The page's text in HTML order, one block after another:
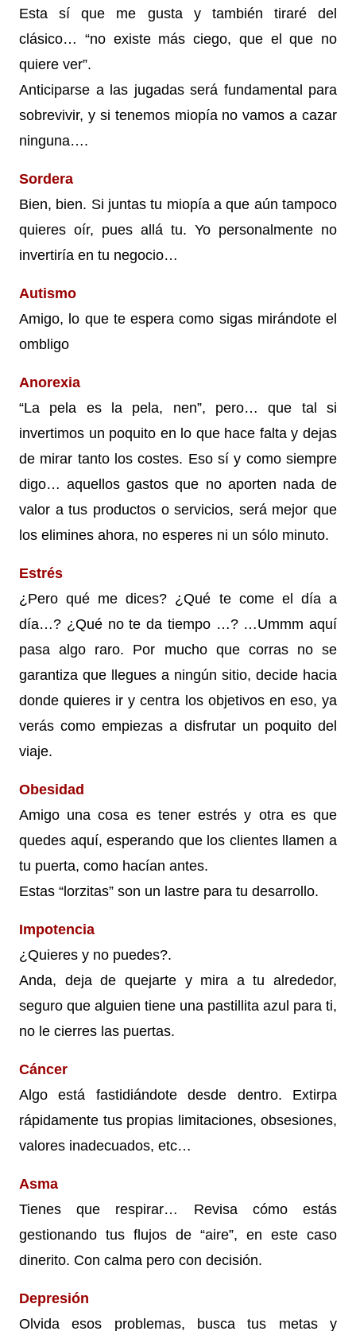
Esta sí que me gusta y también tiraré del
clásico… “no existe más ciego, que el que no
quiere ver”.
Anticiparse a las jugadas será fundamental para
sobrevivir, y si tenemos miopía no vamos a cazar
ninguna….
Sordera
Bien, bien. Si juntas tu miopía a que aún tampoco
quieres oír, pues allá tu. Yo personalmente no
invertiría en tu negocio…
Autismo
Amigo, lo que te espera como sigas mirándote el
ombligo
Anorexia
“La pela es la pela, nen”, pero… que tal si
invertimos un poquito en lo que hace falta y dejas
de mirar tanto los costes. Eso sí y como siempre
digo… aquellos gastos que no aporten nada de
valor a tus productos o servicios, será mejor que
los elimines ahora, no esperes ni un sólo minuto.
Estrés
¿Pero qué me dices? ¿Qué te come el día a
día…? ¿Qué no te da tiempo …? …Ummm aquí
pasa algo raro. Por mucho que corras no se
garantiza que llegues a ningún sitio, decide hacia
donde quieres ir y centra los objetivos en eso, ya
verás como empiezas a disfrutar un poquito del
viaje.
Obesidad
Amigo una cosa es tener estrés y otra es que
quedes aquí, esperando que los clientes llamen a
tu puerta, como hacían antes.
Estas “lorzitas” son un lastre para tu desarrollo.
Impotencia
¿Quieres y no puedes?.
Anda, deja de quejarte y mira a tu alrededor,
seguro que alguien tiene una pastillita azul para ti,
no le cierres las puertas.
Cáncer
Algo está fastidiándote desde dentro. Extirpa
rápidamente tus propias limitaciones, obsesiones,
valores inadecuados, etc…
Asma
Tienes que respirar… Revisa cómo estás
gestionando tus flujos de “aire”, en este caso
dinerito. Con calma pero con decisión.
Depresión
Olvida esos problemas, busca tus metas y